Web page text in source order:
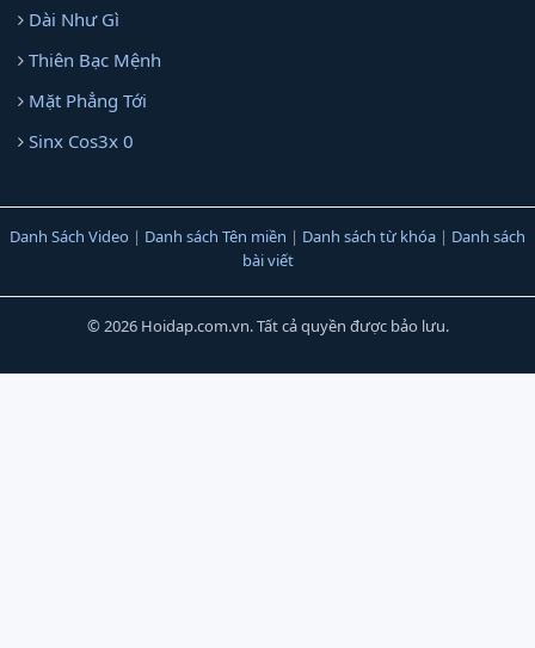
Dài Như Gì
Thiên Bạc Mệnh
Mặt Phẳng Tới
Sinx Cos3x 0
Danh Sách Video | Danh sách Tên miền | Danh sách từ khóa | Danh sách
bài viết
© 2026 Hoidap.com.vn. Tất cả quyền được bảo lưu.